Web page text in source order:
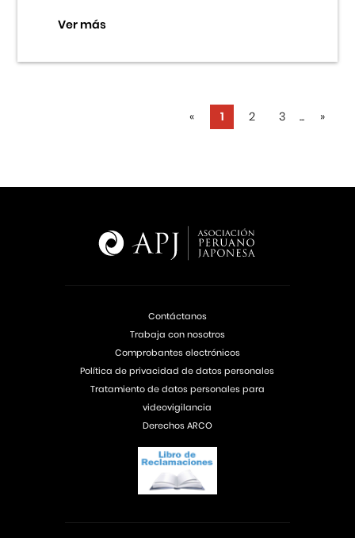
Ver más
« 1 2 3 ... »
Contáctanos
Trabaja con nosotros
Comprobantes electrónicos
Política de privacidad de datos personales
Tratamiento de datos personales para
videovigilancia
Derechos ARCO